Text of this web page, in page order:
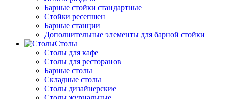
Барные стойки стандартные
Стойки ресепшен
Барные станции
Дополнительные элементы для барной стойки
Столы
Столы для кафе
Столы для ресторанов
Барные столы
Складные столы
Столы дизайнерские